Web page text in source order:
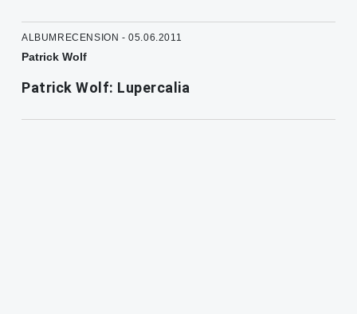
ALBUMRECENSION - 05.06.2011
Patrick Wolf
Patrick Wolf: Lupercalia